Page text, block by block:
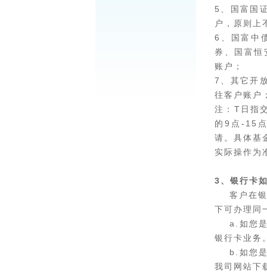
5、国富国
户，原则
6、国富中
券、国富
账户；
7、其它开
往客户账户
注：T日指
的9点-15
请。具体基
实际操作为
3、银行卡
客户在银
下可办理同
a.如您是
银行卡业务
b.如您是
我司网站下